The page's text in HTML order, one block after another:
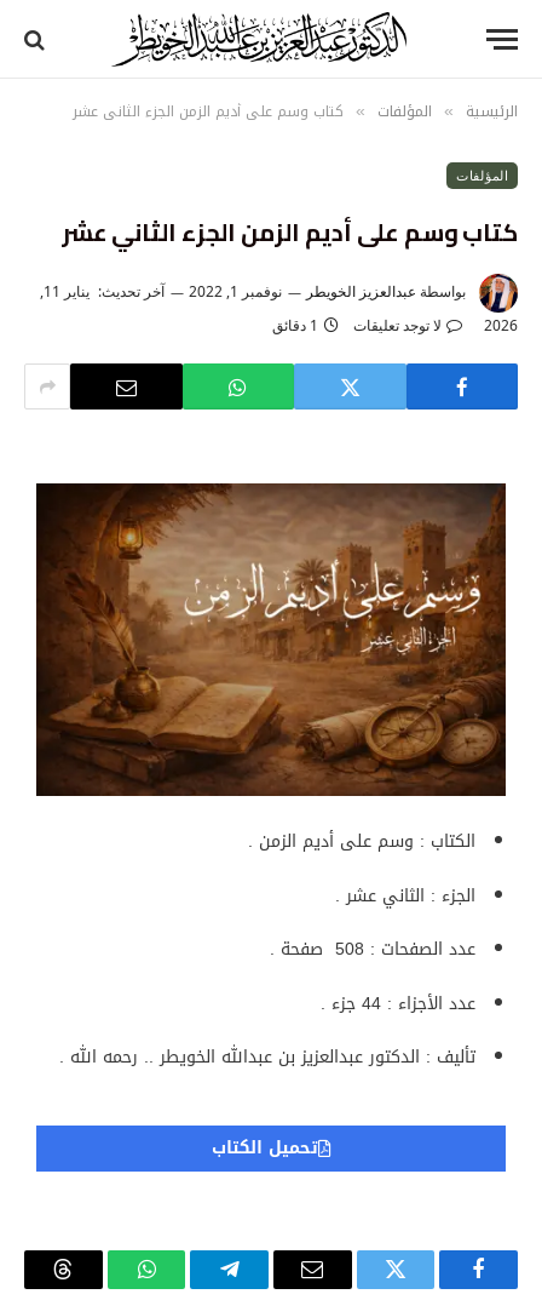
الرئيسية » المؤلفات » كتاب وسم على أديم الزمن الجزء الثاني عشر
المؤلفات
كتاب وسم على أديم الزمن الجزء الثاني عشر
بواسطة عبدالعزيز الخويطر نوفمبر 1, 2022 آخر تحديث:
يناير 11,
2026
لا توجد تعليقات 1 دقائق
الكتاب : وسم على أديم الزمن .
الجزء : الثاني عشر .
عدد الصفحات : 508 صفحة .
عدد الأجزاء : 44 جزء .
تأليف : الدكتور عبدالعزيز بن عبدالله الخويطر .. رحمه الله .
تحميل الكتاب
فيسبوك تويتر
البريد
تيلقرام واتساب